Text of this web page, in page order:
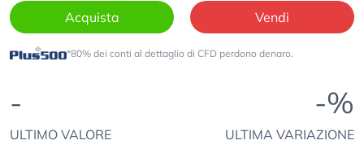
Acquista Vendi
*80% dei conti al dettaglio di CFD perdono denaro.
-
ULTIMO VALORE
-%
ULTIMA VARIAZIONE